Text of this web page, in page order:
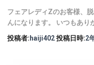
フェアレディZのお客様、
んになります。 いつもあり
投稿者: haiji402投稿日時:2